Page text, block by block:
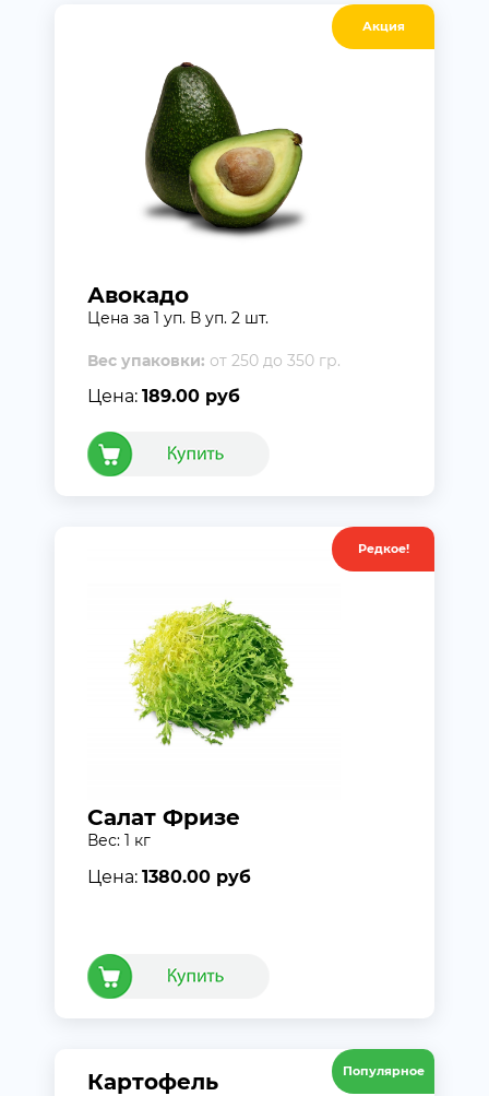
Акция
Авокадо
Цена за 1 уп. В уп. 2 шт.
Вес упаковки: от 250 до 350 гр.
Цена: 189.00 руб
Редкое!
Салат Фризе
Вес: 1 кг
Цена: 1380.00 руб
Популярное
Картофель